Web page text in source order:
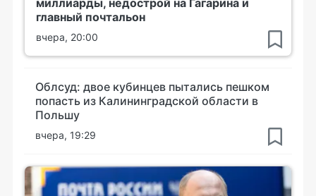
миллиарды, недострой на Гагарина и
главный почтальон
вчера, 20:00
Облсуд: двое кубинцев пытались пешком
попасть из Калининградской области в
Польшу
вчера, 19:29